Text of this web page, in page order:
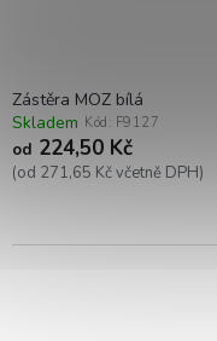
Zástěra MOZ bílá
Skladem Kód: F9127
od 224,50 Kč
(od 271,65 Kč včetně DPH)